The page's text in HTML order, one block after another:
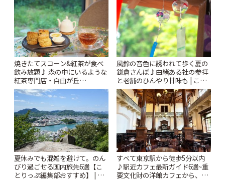
焼きたてスコーン&紅茶が食べ
飲み放題♪ 森の中にいるような
紅茶専門店・自由が丘
「YOTSUBA TEA」でのんびり
時間 | ことりっぷ
風鈴の音色に誘われて歩く夏の
鎌倉さんぽ♪由緒ある社の参拝
と老舗のひんやり甘味も | こと
りっぷ
夏休みでも混雑を避けて。のん
びり過ごせる国内旅先6選【こ
とりっぷ編集部おすすめ】 | こ
すべて東京駅から徒歩5分以内
♪駅近カフェ最新ガイド6選~重
要文化財の洋館カフェから、改